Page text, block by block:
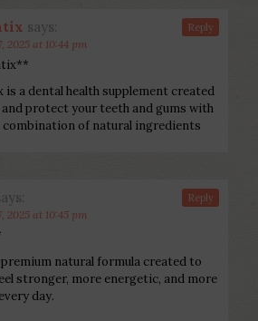
says:
2025 at 10:44 pm
is a dental health supplement created
protect your teeth and gums with
combination of natural ingredients
Reply
2025 at 10:45 pm
natural formula created to
stronger, more energetic, and more
day.
Reply